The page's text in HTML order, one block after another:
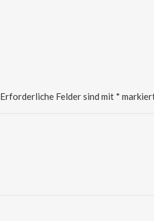
Erforderliche Felder sind mit *